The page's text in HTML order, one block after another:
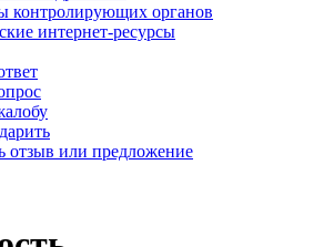
контролирующих органов
интернет-ресурсы
отзыв или предложение